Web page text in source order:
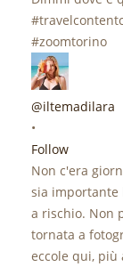
@iltemadilara
•
Follow
Non c'era
sia importante
a rischio. Non
tornata a
eccole qui, più